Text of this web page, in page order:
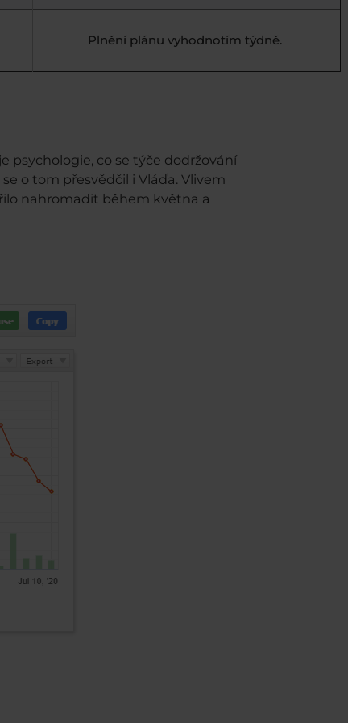
Plnění plánu vyhodnotím týdně.
psychologie, co se týče dodržování
o tom přesvědčil i Vláďa. Vlivem
nahromadit během května a